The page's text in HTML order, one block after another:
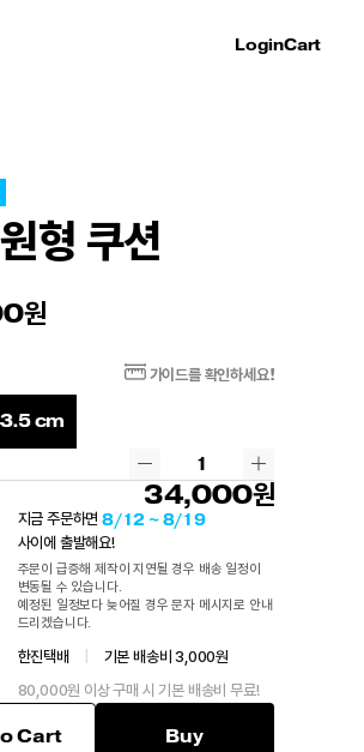
형 쿠션
cm
가이드를 확인하세요!
34,000
지금 주문하면 8/12 ~ 8/19
사이에 출발해요!
주문이 급증해 제작이 지연될 경우 배송 일정이
변동될 수 있습니다.
예정된 일정보다 늦어질 경우 문자 메시지로 안내
드리겠습니다.
한진택배
기본 배송비 3,000원
80,000원 이상 구매 시 기본 배송비 무료!
Cart Buy
LoginCart